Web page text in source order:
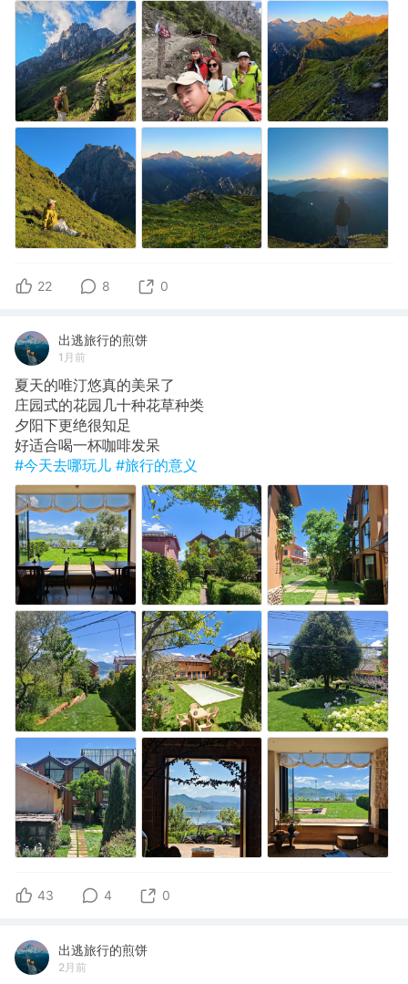
22 8 0
出逃旅行的煎饼
1月前
夏天的唯汀悠真的美呆了
​庄园式的花园几十种花草种类
​夕阳下更绝很知足
​好适合喝一杯咖啡发呆
#今天去哪玩儿 #旅行的意义
43 4 0
出逃旅行的煎饼
2月前